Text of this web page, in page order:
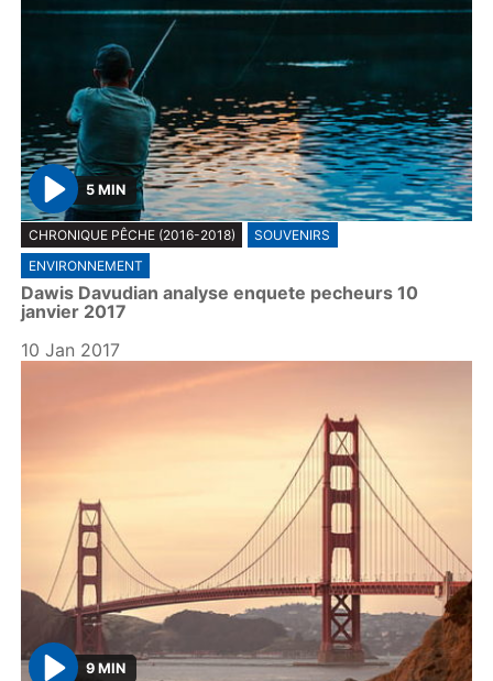
P
l
a
y
5 MIN
CHRONIQUE PÊCHE (2016-2018)
SOUVENIRS
ENVIRONNEMENT
Dawis Davudian analyse enquete pecheurs 10
janvier 2017
10 Jan 2017
9 MIN